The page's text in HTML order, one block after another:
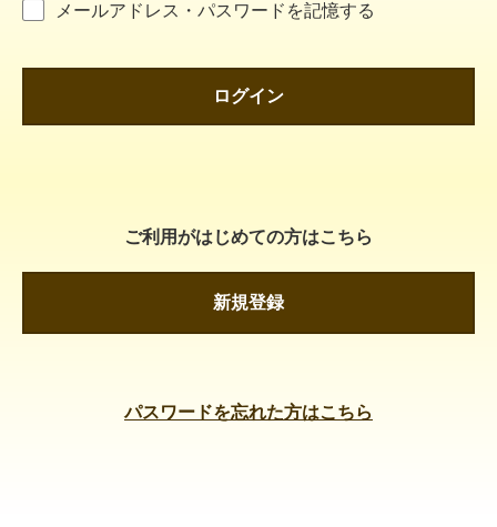
メールアドレス・パスワードを記憶する
ログイン
ご利用がはじめての方はこちら
新規登録
パスワードを忘れた方はこちら